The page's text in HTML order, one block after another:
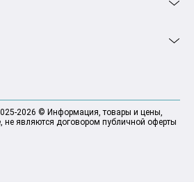
2026 © Информация, товары и цены,
не являются договором публичной оферты